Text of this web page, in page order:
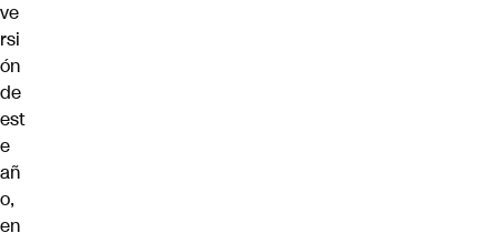
ve
rsi
ón
de
est
e
añ
o,
en